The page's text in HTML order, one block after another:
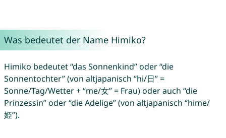
Was bedeutet der Name Himiko?
Himiko bedeutet “das Sonnenkind” oder “die
Sonnentochter” (von altjapanisch “hi/日” =
Sonne/Tag/Wetter + “me/女” = Frau) oder auch “die
Prinzessin” oder “die Adelige” (von altjapanisch “hime/
姫”).